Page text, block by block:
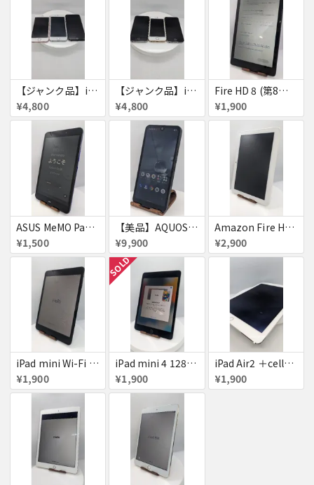
【ジャンク品】iPhone6s ３台セット
¥4,800
【ジャンク品】iPhoneSE ３台セット
¥4,800
Fire HD 8 (第8世代)
¥1,900
ASUS MeMO Pad 8 AST21 au
¥1,500
【美品】AQUOS wish A103SH
¥9,900
Amazon Fire HD 8 タブレット
¥2,900
iPad mini Wi-Fi + Cellular 64GB
¥1,900
SOLD
iPad mini 4 128GB
¥1,900
iPad Air2 ＋cellular 16GB
¥1,900